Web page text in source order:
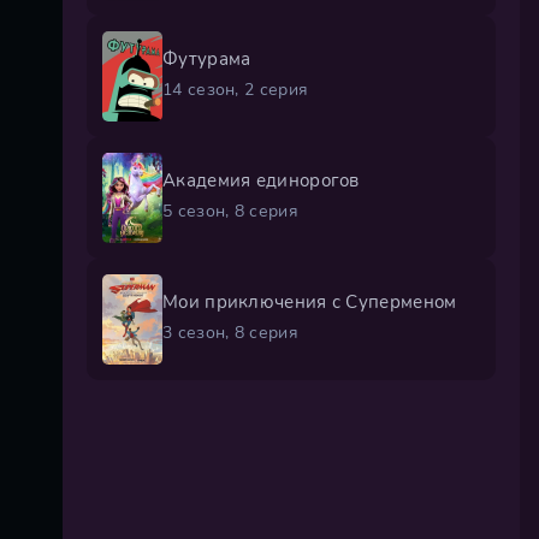
Футурама
14 сезон, 2 серия
Академия единорогов
5 сезон, 8 серия
Мои приключения с Суперменом
3 сезон, 8 серия